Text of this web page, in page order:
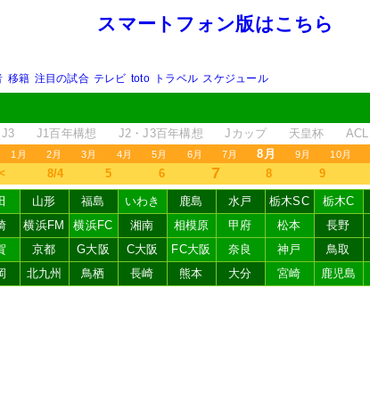
スマートフォン版はこちら
移籍 注目の試合 テレビ toto トラベル スケジュール
J3 J1百年構想 J2・J3百年構想 Jカップ 天皇杯 ACL
1月 2月 3月 4月 5月 6月 7月 8月 9月 10月
8/4 5 6 7 8 9
山形 福島 いわき 鹿島 水戸 栃木SC 栃木C
横浜FM 横浜FC 湘南 相模原 甲府 松本 長野
京都 G大阪 C大阪 FC大阪 奈良 神戸 鳥取
北九州 鳥栖 長崎 熊本 大分 宮崎 鹿児島